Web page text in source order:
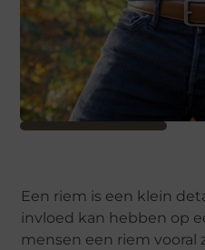
Een riem is een klein
invloed kan hebben op
mensen een riem vooral